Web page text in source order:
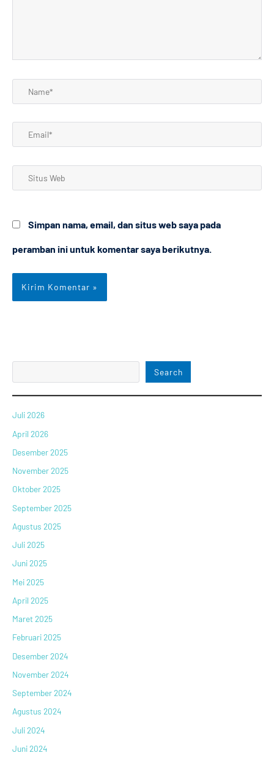
Name*
Email*
Situs
Simpan nama, email, dan situs web saya pada
peramban ini untuk komentar saya berikutnya.
Search
Juli 2026
April 2026
Desember 2025
November 2025
Oktober 2025
September 2025
Agustus 2025
Juli 2025
Juni 2025
Mei 2025
April 2025
Maret 2025
Februari 2025
Desember 2024
November 2024
September 2024
Agustus 2024
Juli 2024
Juni 2024